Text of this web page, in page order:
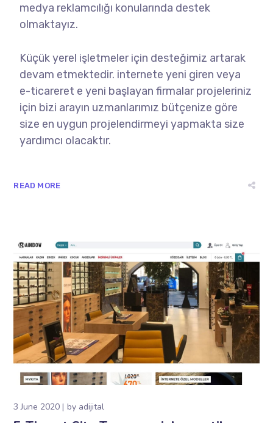
medya reklamcılığı konularında destek
olmaktayız.
Küçük yerel işletmeler için desteğimiz artarak
devam etmektedir. internete yeni giren veya
e-ticareret e yeni başlayan firmalar projeleriniz
için bizi arayın uzmanlarımız bütçenize göre
size en uygun projelendirmeyi yapmakta size
yardımcı olacaktır.
READ MORE
3 June 2020 by adijital